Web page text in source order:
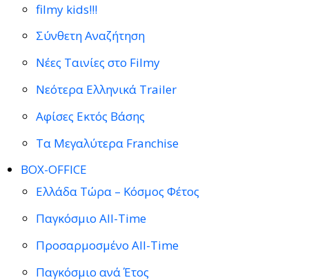
filmy kids!!!
Σύνθετη Αναζήτηση
Νέες Ταινίες στο Filmy
Νεότερα Ελληνικά Trailer
Αφίσες Εκτός Βάσης
Τα Μεγαλύτερα Franchise
BOX-OFFICE
Ελλάδα Τώρα – Κόσμος Φέτος
Παγκόσμιο All-Time
Προσαρμοσμένο All-Time
Παγκόσμιο ανά Έτος